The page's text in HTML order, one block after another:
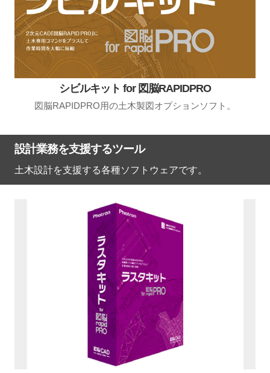
シビルキット for 図脳RAPIDPRO
図脳RAPIDPRO用の土木製図オプションソフト。
設計業務を支援するツール
土木設計を支援する各種ソフトウェアです。